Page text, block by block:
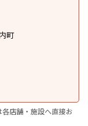
町
店舗・施設へ直接お